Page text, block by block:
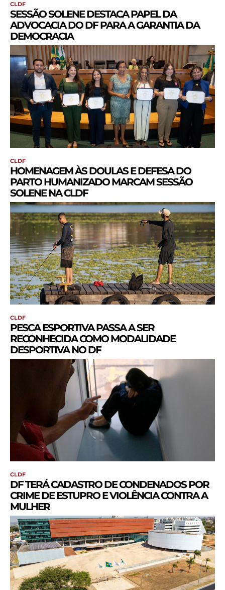
CLDF
SESSÃO SOLENE DESTACA PAPEL DA
ADVOCACIA DO DF PARA A GARANTIA DA
DEMOCRACIA
CLDF
HOMENAGEM ÀS DOULAS E DEFESA DO
PARTO HUMANIZADO MARCAM SESSÃO
SOLENE NA CLDF
CLDF
PESCA ESPORTIVA PASSA A SER
RECONHECIDA COMO MODALIDADE
DESPORTIVA NO DF
CLDF
DF TERÁ CADASTRO DE CONDENADOS POR
CRIME DE ESTUPRO E VIOLÊNCIA CONTRA A
MULHER